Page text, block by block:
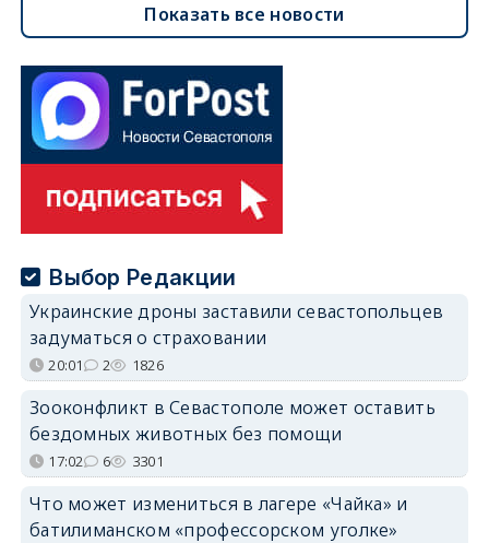
Показать все новости
Выбор Редакции
Украинские дроны заставили севастопольцев
задуматься о страховании
20:01 2 1826
Зооконфликт в Севастополе может оставить
бездомных животных без помощи
17:02 6 3301
Что может измениться в лагере «Чайка» и
батилиманском «профессорском уголке»